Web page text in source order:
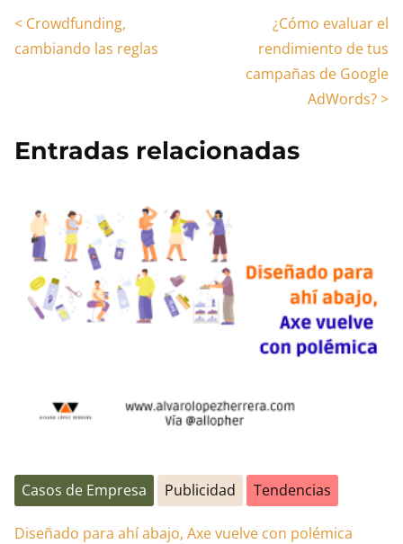
Navegación
de
< Crowdfunding,
cambiando las reglas
¿Cómo evaluar el
rendimiento de tus
campañas de Google
AdWords?>
Entradas relacionadas
Casos de Empresa Publicidad Tendencias
Diseñado para ahí abajo, Axe vuelve con polémica